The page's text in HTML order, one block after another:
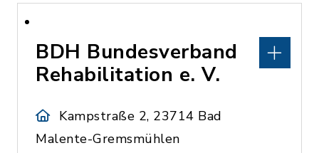
BDH Bundesverband
Rehabilitation e. V.
Kampstraße 2, 23714 Bad
Malente-Gremsmühlen